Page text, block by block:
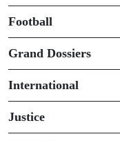
Football
Grand Dossiers
International
Justice